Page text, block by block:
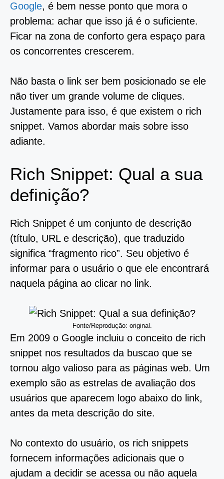
Google, é bem nesse ponto que mora o
problema: achar que isso já é o suficiente.
Ficar na zona de conforto gera espaço para
os concorrentes crescerem.
Não basta o link ser bem posicionado se ele
não tiver um grande volume de cliques.
Justamente para isso, é que existem o rich
snippet. Vamos abordar mais sobre isso
adiante.
Rich Snippet: Qual a sua
definição?
Rich Snippet é um conjunto de descrição
(título, URL e descrição), que traduzido
significa “fragmento rico”. Seu objetivo é
informar para o usuário o que ele encontrará
naquela página ao clicar no link.
Fonte/Reprodução: original.
Em 2009 o Google incluiu o conceito de rich
snippet nos resultados da buscao que se
tornou algo valioso para as páginas web. Um
exemplo são as estrelas de avaliação dos
usuários que aparecem logo abaixo do link,
antes da meta descrição do site.
No contexto do usuário, os rich snippets
fornecem informações adicionais que o
ajudam a decidir se acessa ou não aquela